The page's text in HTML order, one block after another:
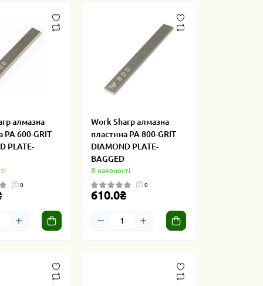
алмазна
PA 600-GRIT
PLATE-
0
Work Sharp алмазна
пластина PA 800-GRIT
DIAMOND PLATE-
BAGGED
В наявності
0
610.0₴